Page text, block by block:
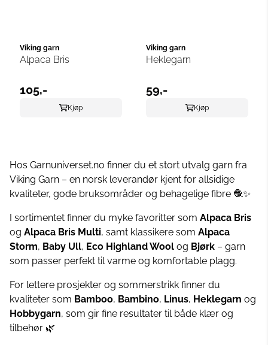
Viking garn
Alpaca Bris
105,-
Kjøp
Viking garn
Heklegarn
59,-
Kjøp
Hos Garnuniverset.no finner du et stort utvalg garn fra
Viking Garn – en norsk leverandør kjent for allsidige
kvaliteter, gode bruksområder og behagelige fibre 🧶✨
I sortimentet finner du myke favoritter som Alpaca Bris
og Alpaca Bris Multi, samt klassikere som Alpaca
Storm, Baby Ull, Eco Highland Wool og Bjørk – garn
som passer perfekt til varme og komfortable plagg.
For lettere prosjekter og sommerstrikk finner du
kvaliteter som Bamboo, Bambino, Linus, Heklegarn og
Hobbygarn, som gir fine resultater til både klær og
tilbehør 🌿